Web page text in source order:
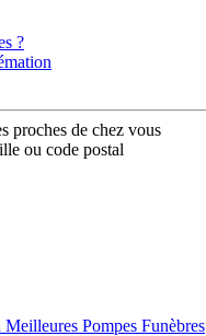
?
proches de chez vous
ou code postal
Pompes Funèbres